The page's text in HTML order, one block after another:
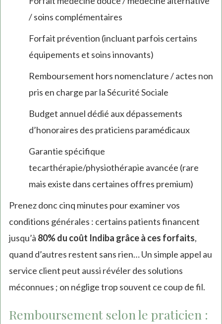
/ soins complémentaires
Forfait prévention (incluant parfois certains
équipements et soins innovants)
Remboursement hors nomenclature / actes non
pris en charge par la Sécurité Sociale
Budget annuel dédié aux dépassements
d’honoraires des praticiens paramédicaux
Garantie spécifique
tecarthérapie/physiothérapie avancée (rare
mais existe dans certaines offres premium)
Prenez donc cinq minutes pour examiner vos
conditions générales : certains patients financent
jusqu’à 80% du coût Indiba grâce à ces forfaits,
quand d’autres restent sans rien… Un simple appel au
service client peut aussi révéler des solutions
méconnues ; on néglige trop souvent ce coup de fil.
Remboursement selon le praticien :